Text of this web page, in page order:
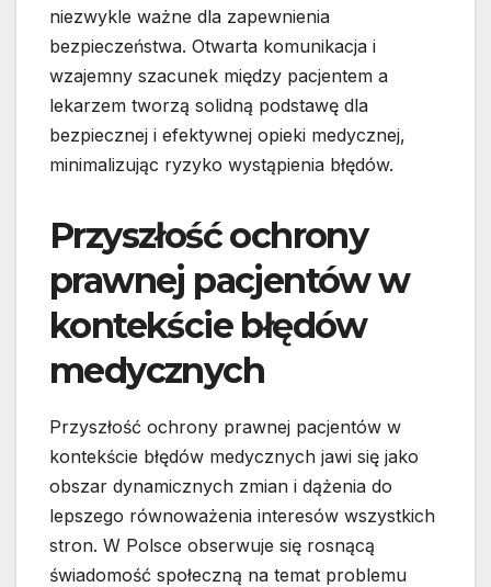
niezwykle ważne dla zapewnienia
bezpieczeństwa. Otwarta komunikacja i
wzajemny szacunek między pacjentem a
lekarzem tworzą solidną podstawę dla
bezpiecznej i efektywnej opieki medycznej,
minimalizując ryzyko wystąpienia błędów.
Przyszłość ochrony
prawnej pacjentów w
kontekście błędów
medycznych
Przyszłość ochrony prawnej pacjentów w
kontekście błędów medycznych jawi się jako
obszar dynamicznych zmian i dążenia do
lepszego równoważenia interesów wszystkich
stron. W Polsce obserwuje się rosnącą
świadomość społeczną na temat problemu